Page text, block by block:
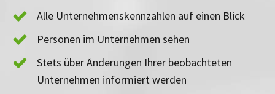
Alle Unternehmenskennzahlen auf einen Blick
Personen im Unternehmen sehen
Stets über Änderungen Ihrer beobachteten
Unternehmen informiert werden